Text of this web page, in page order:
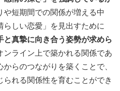
や短期間での関係が増える中
らしい恋愛」を見出すために
と真摯に向き合う姿勢が求めら
ンライン上で築かれる関係であ
らのつながりを築くことで、
られる関係性を育むことができ